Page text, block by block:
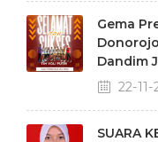
Gema
Dandim
22-
SUARA